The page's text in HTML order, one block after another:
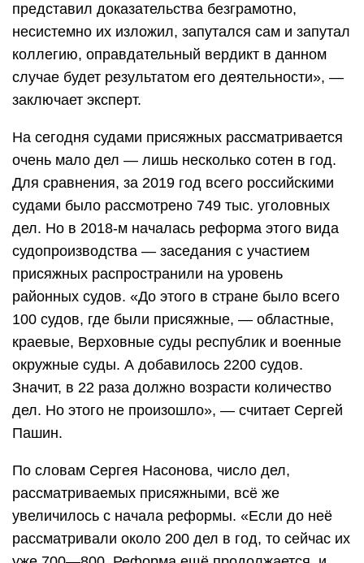
представил доказательства безграмотно,
несистемно их изложил, запутался сам и запутал
коллегию, оправдательный вердикт в данном
случае будет результатом его деятельности», —
заключает эксперт.
На сегодня судами присяжных рассматривается
очень мало дел — лишь несколько сотен в год.
Для сравнения, за 2019 год всего российскими
судами было рассмотрено 749 тыс. уголовных
дел. Но в 2018-м началась реформа этого вида
судопроизводства — заседания с участием
присяжных распространили на уровень
районных судов. «До этого в стране было всего
100 судов, где были присяжные, — областные,
краевые, Верховные суды республик и военные
окружные суды. А добавилось 2200 судов.
Значит, в 22 раза должно возрасти количество
дел. Но этого не произошло», — считает Сергей
Пашин.
По словам Сергея Насонова, число дел,
рассматриваемых присяжными, всё же
увеличилось с начала реформы. «Если до неё
рассматривали около 200 дел в год, то сейчас их